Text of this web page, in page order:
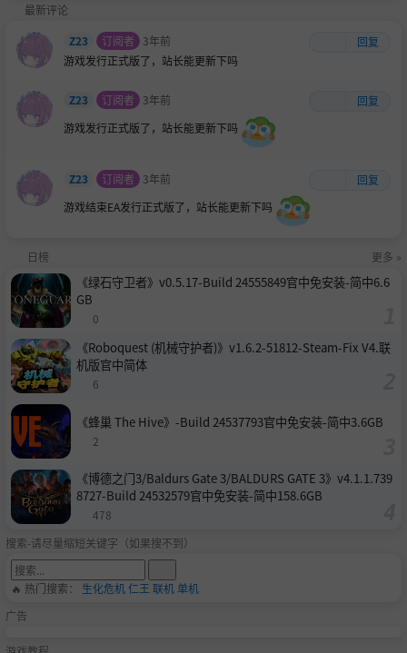
最新评论
Z23
订阅者 3年前
回复
游戏发行正式版了，站长能更新下吗
Z23 订阅者 3年前
回复
游戏发行正式版了，站长能更新下吗
Z23 订阅者 3年前
回复
游戏结束EA发行正式版了，站长能更新下吗
日榜 更多 »
《绿石守卫者》v0.5.17-Build 24555849官中免安装-简中6.6
GB
0
《Roboquest (机械守护者)》v1.6.2-51812-Steam-Fix V4.联
机版官中简体
6
《蜂巢 The Hive》-Build 24537793官中免安装-简中3.6GB
2
《博德之门3/Baldurs Gate 3/BALDURS GATE 3》v4.1.1.739
8727-Build 24532579官中免安装-简中158.6GB
478
搜索-请尽量缩短关键字（如果搜不到）
🔥 热门搜索： 生化危机仁王 联机单机
广告